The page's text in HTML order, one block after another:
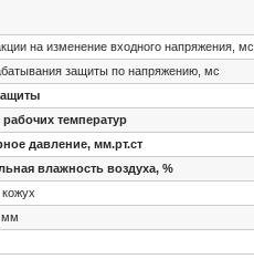
на изменение входного напряжения, мс
защиты по напряжению, мс
рабочих температур
давление, мм.рт.ст
влажность воздуха, %
мм